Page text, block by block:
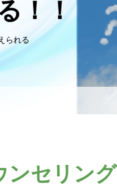
！！
られる
ンセリング